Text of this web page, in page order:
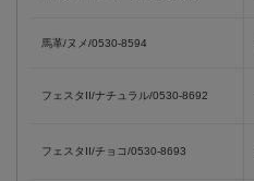
馬革/ヌメ/0530-8594
フェスタII/ナチュラル/0530-8692
フェスタII/チョコ/0530-8693